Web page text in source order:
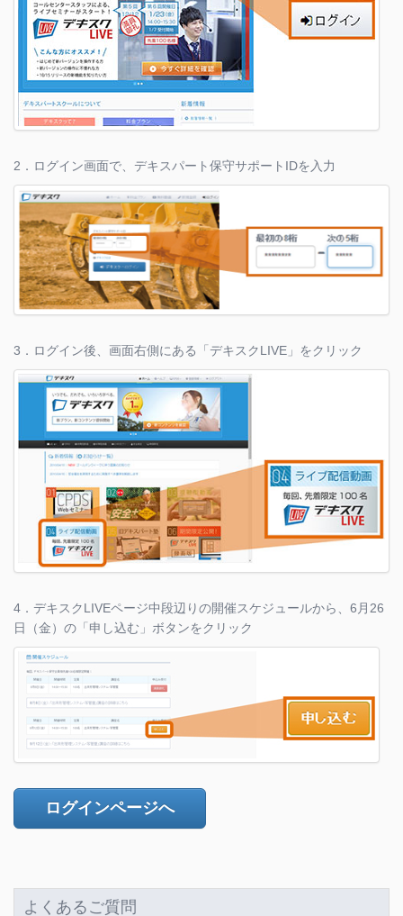
2．ログイン画面で、デキスパート保守サポートIDを入力
3．ログイン後、画面右側にある「デキスクLIVE」をクリック
4．デキスクLIVEページ中段辺りの開催スケジュールから、6月26
日（金）の「申し込む」ボタンをクリック
ログインページへ
よくあるご質問